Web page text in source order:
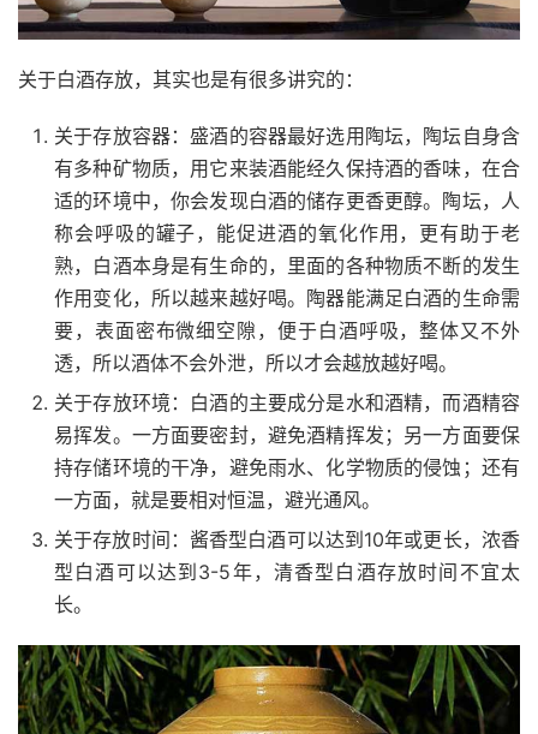
关于白酒存放，其实也是有很多讲究的：
关于存放容器：盛酒的容器最好选用陶坛，陶坛自身含
有多种矿物质，用它来装酒能经久保持酒的香味，在合
适的环境中，你会发现白酒的储存更香更醇。陶坛，人
称会呼吸的罐子，能促进酒的氧化作用，更有助于老
熟，白酒本身是有生命的，里面的各种物质不断的发生
作用变化，所以越来越好喝。陶器能满足白酒的生命需
要，表面密布微细空隙，便于白酒呼吸，整体又不外
透，所以酒体不会外泄，所以才会越放越好喝。
关于存放环境：白酒的主要成分是水和酒精，而酒精容
易挥发。一方面要密封，避免酒精挥发；另一方面要保
持存储环境的干净，避免雨水、化学物质的侵蚀；还有
一方面，就是要相对恒温，避光通风。
关于存放时间：酱香型白酒可以达到10年或更长，浓香
型白酒可以达到3-5年，清香型白酒存放时间不宜太
长。